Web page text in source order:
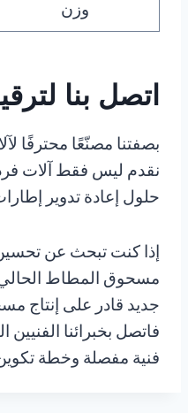
وزن
اتصل بنا
بصفتنا مصنّعًا محترفًا
نقدم ليس فقط آلات
حلول إعادة تدوير
إذا كنت تبحث عن
مسحوق المطاط
جديد قادر على إنتاج
فاتصل بخبرائنا
فنية مفصلة وخطة